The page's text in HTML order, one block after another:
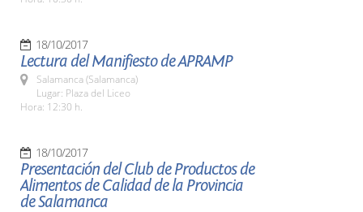
18/10/2017
Lectura del Manifiesto de APRAMP
Salamanca (Salamanca)
Lugar: Plaza del Liceo
Hora: 12:30 h.
18/10/2017
Presentación del Club de Productos de
Alimentos de Calidad de la Provincia
de Salamanca